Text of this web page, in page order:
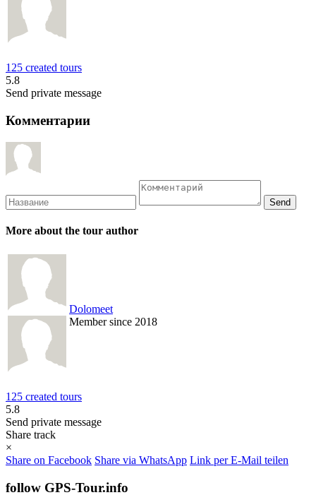
125 created tours
5.8
Send private message
Комментарии
More about the tour author
Dolomeet
Member since 2018
125 created tours
5.8
Send private message
Share track
×
Share on Facebook Share via WhatsApp Link per E-Mail teilen
follow GPS-Tour.info